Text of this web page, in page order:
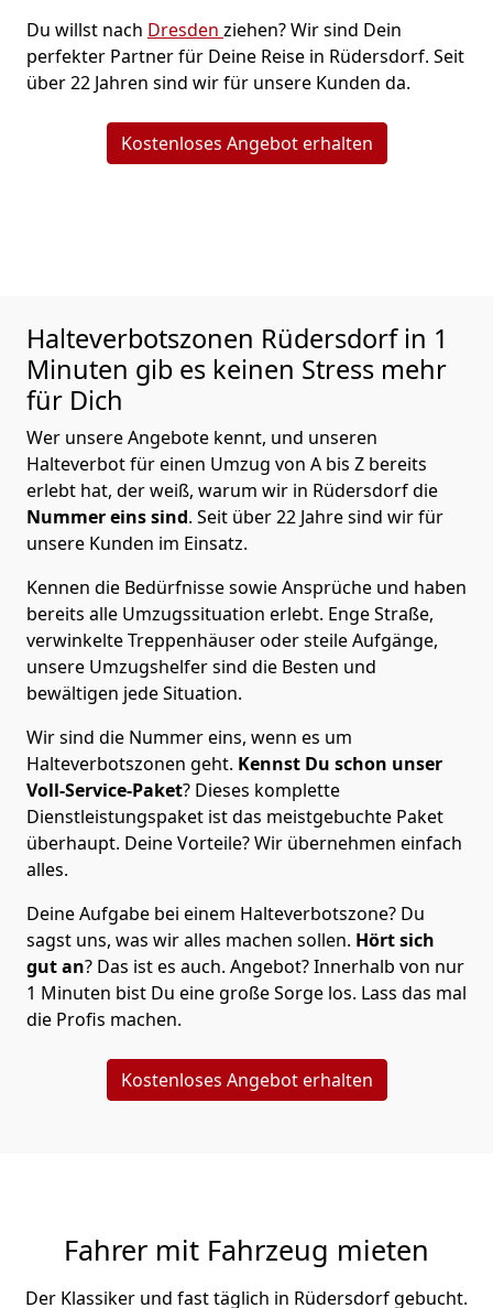
Du willst nach Dresden ziehen? Wir sind Dein
perfekter Partner für Deine Reise in Rüdersdorf. Seit
über 22 Jahren sind wir für unsere Kunden da.
Kostenloses Angebot erhalten
Halteverbotszonen Rüdersdorf in 1
Minuten gib es keinen Stress mehr
für Dich
Wer unsere Angebote kennt, und unseren
Halteverbot für einen Umzug von A bis Z bereits
erlebt hat, der weiß, warum wir in Rüdersdorf die
Nummer eins sind. Seit über 22 Jahre sind wir für
unsere Kunden im Einsatz.
Kennen die Bedürfnisse sowie Ansprüche und haben
bereits alle Umzugssituation erlebt. Enge Straße,
verwinkelte Treppenhäuser oder steile Aufgänge,
unsere Umzugshelfer sind die Besten und
bewältigen jede Situation.
Wir sind die Nummer eins, wenn es um
Halteverbotszonen geht. Kennst Du schon unser
Voll-Service-Paket? Dieses komplette
Dienstleistungspaket ist das meistgebuchte Paket
überhaupt. Deine Vorteile? Wir übernehmen einfach
alles.
Deine Aufgabe bei einem Halteverbotszone? Du
sagst uns, was wir alles machen sollen. Hört sich
gut an? Das ist es auch. Angebot? Innerhalb von nur
1 Minuten bist Du eine große Sorge los. Lass das mal
die Profis machen.
Kostenloses Angebot erhalten
Fahrer mit Fahrzeug mieten
Der Klassiker und fast täglich in Rüdersdorf gebucht.